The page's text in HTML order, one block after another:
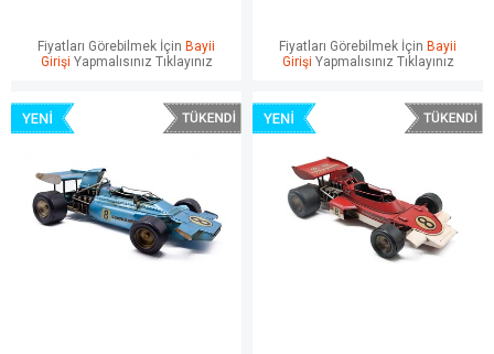
Fiyatları Görebilmek İçin Bayii
Girişi Yapmalısınız Tıklayınız
Fiyatları Görebilmek İçin Bayii
Girişi Yapmalısınız Tıklayınız